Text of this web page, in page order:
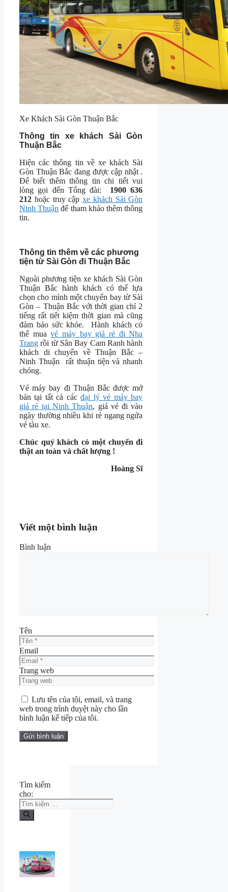
Xe Khách Sài Gòn Thuận Bắc
Thông tin xe khách Sài Gòn
Thuận Bắc
Hiện các thông tin về xe khách Sài
Gòn Thuận Bắc đang được cập nhật .
Để biết thêm thông tin chi tiết vui
lòng gọi đến Tổng đài:
1900 636
212 hoặc truy cậpxe khách Sài Gòn
Ninh Thuận để tham khảo thêm thông
tin.
Thông tin thêm về các phương
tiện từ Sài Gòn đi Thuận Bắc
Ngoài phương tiện xe khách Sài Gòn
Thuận Bắc hành khách có thế lựa
chọn cho mình một chuyến bay từ Sài
Gòn – Thuận Bắc với thời gian chỉ 2
tiếng rất tiết kiệm thời gian mà cũng
đảm bảo sức khỏe. Hành khách có
thể muavé máy bay giá rẻ đi Nha
Trang rồi từ Sân Bay Cam Ranh hành
khách di chuyển về Thuận Bắc –
Ninh Thuận rất thuận tiện và nhanh
chóng.
Vé máy bay đi Thuận Bắc được mở
bán tại tất cả cácđại lý vé máy bay
giá rẻ tại Ninh Thuận, giá vé đi vào
ngày thường nhiều khi rẻ ngang ngửa
vé tàu xe.
Chúc quý khách có một chuyến đi
thật an toàn và chất lượng !
Hoàng Sĩ
Viết một bình luận
Bình luận
Tên
Email
Trang web
Lưu tên của tôi, email, và trang
web trong trình duyệt này cho lần
bình luận kế tiếp của tôi.
Tìm kiếm
cho: